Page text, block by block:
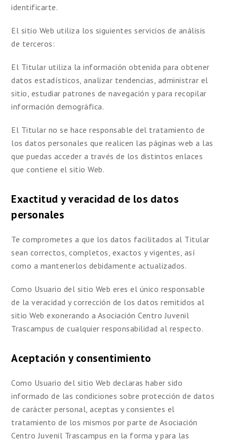
identificarte.
El sitio Web utiliza los siguientes servicios de análisis
de terceros:
El Titular utiliza la información obtenida para obtener
datos estadísticos, analizar tendencias, administrar el
sitio, estudiar patrones de navegación y para recopilar
información demográfica.
El Titular no se hace responsable del tratamiento de
los datos personales que realicen las páginas web a las
que puedas acceder a través de los distintos enlaces
que contiene el sitio Web.
Exactitud y veracidad de los datos
personales
Te comprometes a que los datos facilitados al Titular
sean correctos, completos, exactos y vigentes, así
como a mantenerlos debidamente actualizados.
Como Usuario del sitio Web eres el único responsable
de la veracidad y corrección de los datos remitidos al
sitio Web exonerando a Asociación Centro Juvenil
Trascampus de cualquier responsabilidad al respecto.
Aceptación y consentimiento
Como Usuario del sitio Web declaras haber sido
informado de las condiciones sobre protección de datos
de carácter personal, aceptas y consientes el
tratamiento de los mismos por parte de Asociación
Centro Juvenil Trascampus en la forma y para las